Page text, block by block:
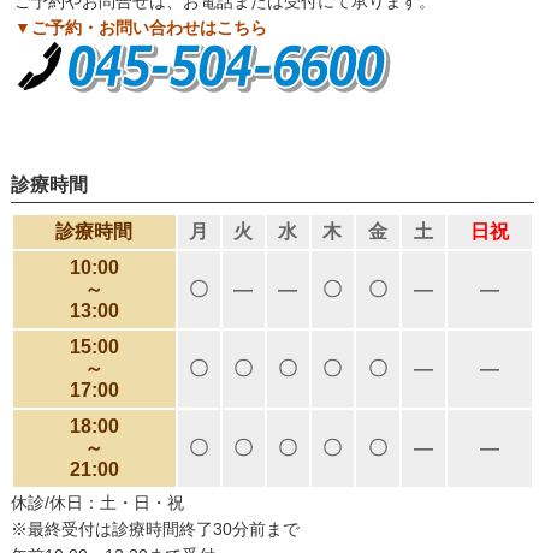
▼ご予約・お問い合わせはこちら
診療時間
診療時間 月 火 水 木 金 土
日祝
10:00
～
13:00
〇 ― ― 〇 〇 ― ―
15:00
～
17:00
〇 〇 〇 〇 〇 ― ―
18:00
～
21:00
〇 〇 〇 〇 〇 ― ―
休診/休日：土・日・祝
※最終受付は診療時間終了30分前まで